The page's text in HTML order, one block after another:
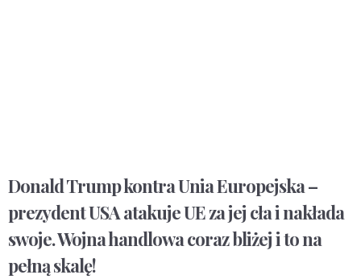
Donald Trump kontra Unia Europejska –
prezydent USA atakuje UE za jej cła i nakłada
swoje. Wojna handlowa coraz bliżej i to na
pełną skalę!